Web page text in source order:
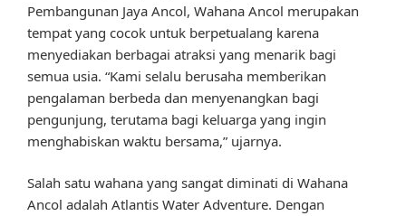
Pembangunan Jaya Ancol, Wahana Ancol merupakan
tempat yang cocok untuk berpetualang karena
menyediakan berbagai atraksi yang menarik bagi
semua usia. “Kami selalu berusaha memberikan
pengalaman berbeda dan menyenangkan bagi
pengunjung, terutama bagi keluarga yang ingin
menghabiskan waktu bersama,” ujarnya.
Salah satu wahana yang sangat diminati di Wahana
Ancol adalah Atlantis Water Adventure. Dengan